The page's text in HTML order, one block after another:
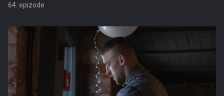
64. epizode